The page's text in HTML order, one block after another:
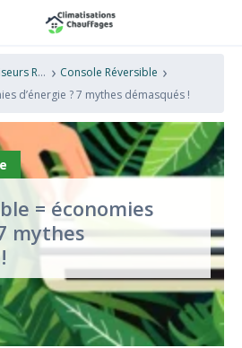
= économies
mythes
Types de Climatiseurs Réversibles › Console Réversible ›
d’énergie ? 7 mythes démasqués !